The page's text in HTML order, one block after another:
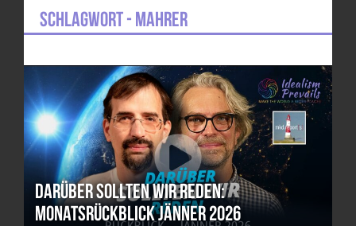
Schlagwort - Mahrer
Darüber sollten wir reden:
Monatsrückblick Jänner 2026